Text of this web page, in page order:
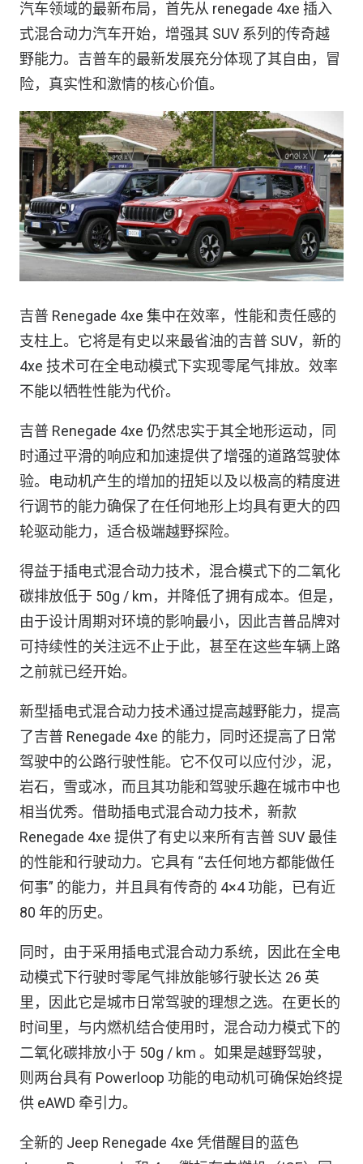
汽车领域的最新布局，首先从 renegade 4xe 插入
式混合动力汽车开始，增强其 SUV 系列的传奇越
野能力。吉普车的最新发展充分体现了其自由，冒
险，真实性和激情的核心价值。
吉普 Renegade 4xe 集中在效率，性能和责任感的
支柱上。它将是有史以来最省油的吉普 SUV，新的
4xe 技术可在全电动模式下实现零尾气排放。效率
不能以牺牲性能为代价。
吉普 Renegade 4xe 仍然忠实于其全地形运动，同
时通过平滑的响应和加速提供了增强的道路驾驶体
验。电动机产生的增加的扭矩以及以极高的精度进
行调节的能力确保了在任何地形上均具有更大的四
轮驱动能力，适合极端越野探险。
得益于插电式混合动力技术，混合模式下的二氧化
碳排放低于 50g / km，并降低了拥有成本。但是，
由于设计周期对环境的影响最小，因此吉普品牌对
可持续性的关注远不止于此，甚至在这些车辆上路
之前就已经开始。
新型插电式混合动力技术通过提高越野能力，提高
了吉普 Renegade 4xe 的能力，同时还提高了日常
驾驶中的公路行驶性能。它不仅可以应付沙，泥，
岩石，雪或冰，而且其功能和驾驶乐趣在城市中也
相当优秀。借助插电式混合动力技术，新款
Renegade 4xe 提供了有史以来所有吉普 SUV 最佳
的性能和行驶动力。它具有 “去任何地方都能做任
何事” 的能力，并且具有传奇的 4×4 功能，已有近
80 年的历史。
同时，由于采用插电式混合动力系统，因此在全电
动模式下行驶时零尾气排放能够行驶长达 26 英
里，因此它是城市日常驾驶的理想之选。在更长的
时间里，与内燃机结合使用时，混合动力模式下的
二氧化碳排放小于 50g / km 。如果是越野驾驶，
则两台具有 Powerloop 功能的电动机可确保始终提
供 eAWD 牵引力。
全新的 Jeep Renegade 4xe 凭借醒目的蓝色